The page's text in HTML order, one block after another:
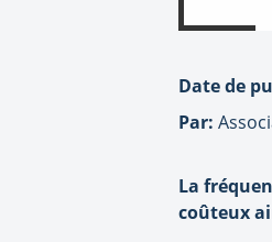
Date de
Par:
La
coûteux